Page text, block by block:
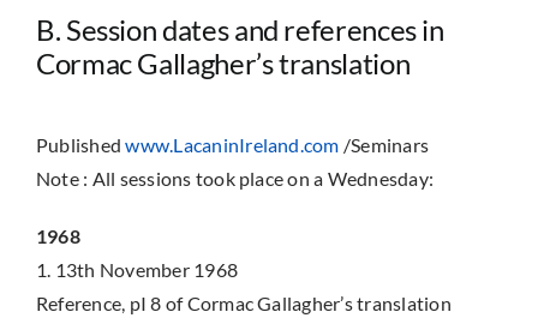
B. Session dates and references in
Cormac Gallagher’s translation
Publishedwww.LacaninIreland.com /Seminars
Note : All sessions took place on a Wednesday:
1968
1. 13th November 1968
Reference, pI 8 of Cormac Gallagher’s translation